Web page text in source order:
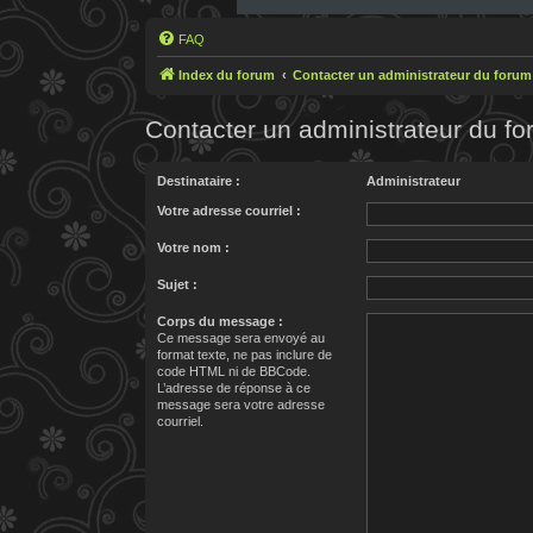
FAQ
Index du forum Contacter un administrateur du forum
Contacter un administrateur du
Destinataire : Administrateur
Votre adresse courriel :
Votre nom :
Sujet :
Corps du message :
Ce message sera envoyé au
format texte, ne pas inclure de
code HTML ni de BBCode.
L’adresse de réponse à ce
message sera votre adresse
courriel.